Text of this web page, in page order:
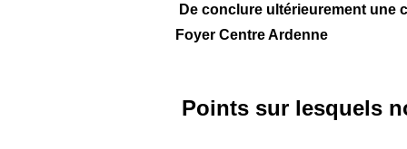
De conclure ultérieurement une
Foyer Centre Ardenne
Points sur lesquels